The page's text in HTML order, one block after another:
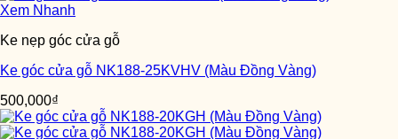
Xem Nhanh
Ke nẹp góc cửa gỗ
Ke góc cửa gỗ NK188-25KVHV (Màu Đồng Vàng)
500,000₫